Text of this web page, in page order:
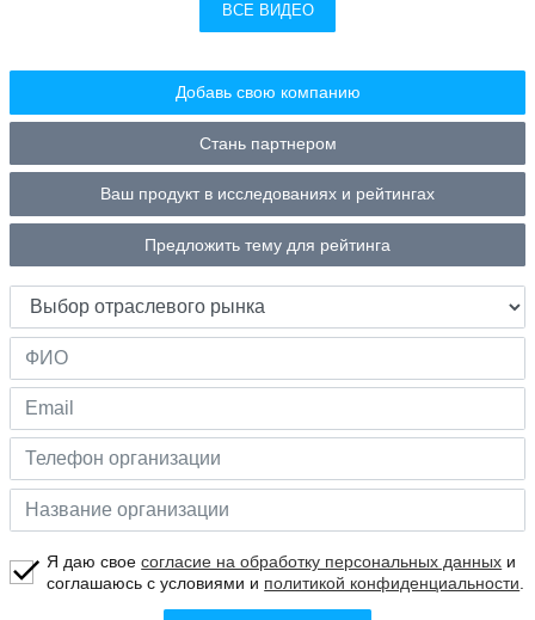
ВСЕ ВИДЕО
Добавь свою компанию
Стань партнером
Ваш продукт в исследованиях и рейтингах
Предложить тему для рейтинга
Я даю своесогласие на обработку персональных данных и
соглашаюсь с условиями и политикой конфиденциальности